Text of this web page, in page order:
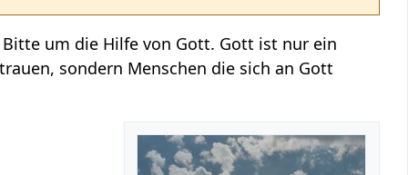
um die Hilfe von Gott. Gott ist nur ein
sondern Menschen die sich an Gott